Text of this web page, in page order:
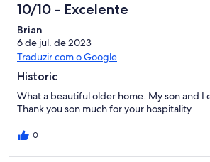
10/10 - Excelente
Brian
6 de jul. de 2023
Traduzir com o Google
Historic
What a beautiful older home. My son and I
Thank you son much for your hospitality.
0